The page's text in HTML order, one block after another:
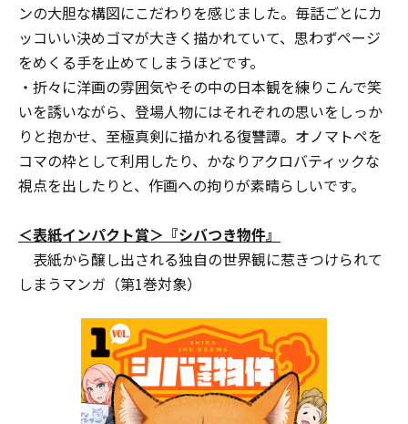
ンの大胆な構図にこだわりを感じました。毎話ごとにカ
ッコいい決めゴマが大きく描かれていて、思わずページ
をめくる手を止めてしまうほどです。
・折々に洋画の雰囲気やその中の日本観を練りこんで笑
いを誘いながら、登場人物にはそれぞれの思いをしっか
りと抱かせ、至極真剣に描かれる復讐譚。オノマトペを
コマの枠として利用したり、かなりアクロバティックな
視点を出したりと、作画への拘りが素晴らしいです。
＜表紙インパクト賞＞『シバつき物件』
表紙から醸し出される独自の世界観に惹きつけられて
しまうマンガ（第1巻対象）